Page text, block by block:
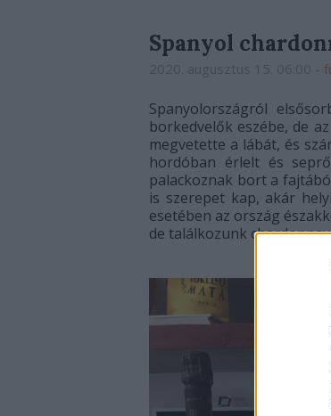
Spanyol
Spanyolországról
borkedvelők eszébe, de
megvetette a lábát, és
hordóban érlelt és
palackoznak bort a
is szerepet kap, akár
esetében az ország
de találkozunk